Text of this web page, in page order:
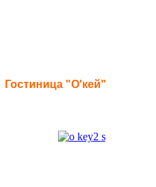
Гостиница "О'кей"